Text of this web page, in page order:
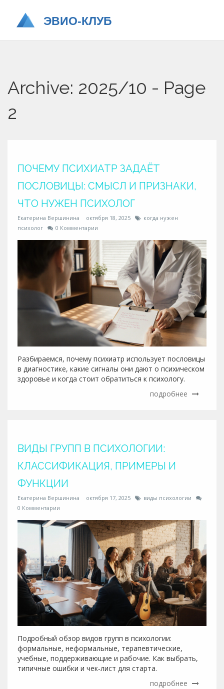
Archive: 2025/10 - Page
2
ПОЧЕМУ ПСИХИАТР ЗАДАЁТ
ПОСЛОВИЦЫ: СМЫСЛ И ПРИЗНАКИ,
ЧТО НУЖЕН ПСИХОЛОГ
Екатерина Вершинина октября 18, 2025
когда нужен
психолог
0 Комментарии
Разбираемся, почему психиатр использует пословицы
в диагностике, какие сигналы они дают о психическом
здоровье и когда стоит обратиться к психологу.
подробнее
ВИДЫ ГРУПП В ПСИХОЛОГИИ:
КЛАССИФИКАЦИЯ, ПРИМЕРЫ И
ФУНКЦИИ
Екатерина Вершинина октября 17, 2025
виды психологии
0 Комментарии
Подробный обзор видов групп в психологии:
формальные, неформальные, терапевтические,
учебные, поддерживающие и рабочие. Как выбрать,
типичные ошибки и чек‑лист для старта.
подробнее